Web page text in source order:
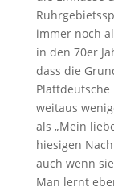
immer noch
in den 70er
dass die
weitaus
als „Mein
hiesigen
auch wenn
Man lernt